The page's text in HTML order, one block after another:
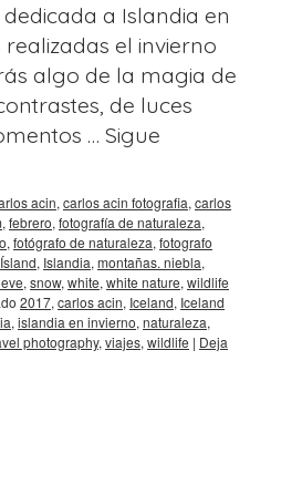
a Islandia en
el invierno
algo de la magia de
de luces
… Sigue
acin, carlos acin fotografia, carlos
, febrero, fotografía de naturaleza,
, fotógrafo de naturaleza, fotografo
Ísland, Islandia, montañas. niebla,
, snow, white, white nature, wildlife
2017, carlos acin, Iceland, Iceland
, islandia en invierno, naturaleza,
photography, viajes, wildlife | Deja